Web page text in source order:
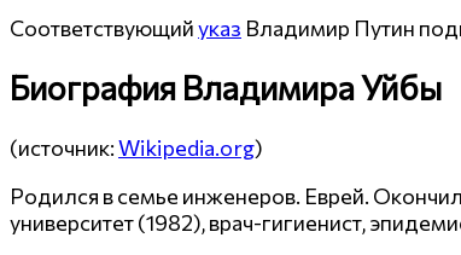
Соответствующийуказ Владимир Путин
Биография Владимира Уйбы
(источник:Wikipedia.org)
Родился в семье инженеров. Еврей.
университет (1982), врач-гигиенист,